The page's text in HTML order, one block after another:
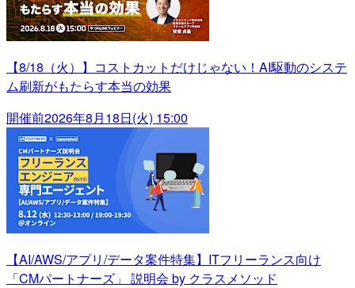
【8/18（火）】コストカットだけじゃない！AI駆動のシステ
ム刷新がもたらす本当の効果
開催前2026年8月18日(火) 15:00
【AI/AWS/アプリ/データ案件特集】ITフリーランス向け
「CMパートナーズ」 説明会 by クラスメソッド